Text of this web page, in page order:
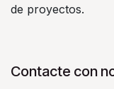
de proyectos.
Contacte con